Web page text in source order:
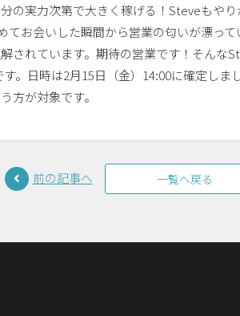
の実力次第で大きく稼げる！Steveもやり
てお会いした瞬間から営業の匂いが漂っ
されています。期待の営業です！そんな
。日時は2月15日（金）14:00に確定しま
方が対象です。
前の記事へ 一覧へ戻る